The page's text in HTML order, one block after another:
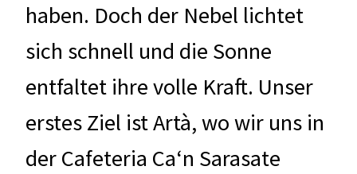
haben. Doch der Nebel lichtet
sich schnell und die Sonne
entfaltet ihre volle Kraft. Unser
erstes Ziel ist Artà, wo wir uns in
der Cafeteria Ca‘n Sarasate